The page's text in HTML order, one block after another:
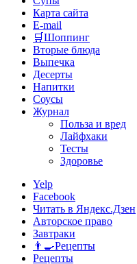
Карта сайта
E-mail
🛒Шоппинг
Вторые блюда
Выпечка
Десерты
Напитки
Соусы
Журнал
Польза и вред
Лайфхаки
Тесты
Здоровье
Yelp
Facebook
Читать в Яндекс.Дзен
Авторское право
Завтраки
👨‍🍳Рецепты
Рецепты